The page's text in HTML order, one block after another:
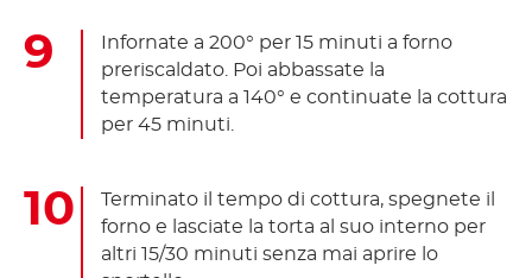
Infornate a 200° per 15 minuti a forno
preriscaldato. Poi abbassate la
temperatura a 140° e continuate la cottura
per 45 minuti.
Terminato il tempo di cottura, spegnete il
forno e lasciate la torta al suo interno per
altri 15/30 minuti senza mai aprire lo